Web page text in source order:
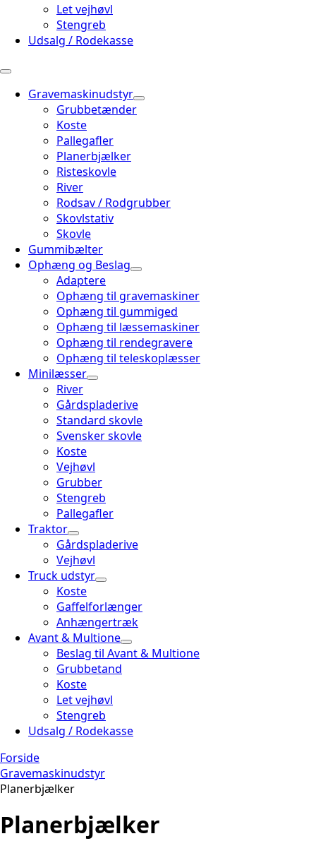
Let vejhøvl
Stengreb
Udsalg / Rodekasse
Gravemaskinudstyr
Grubbetænder
Koste
Pallegafler
Planerbjælker
Risteskovle
River
Rodsav / Rodgrubber
Skovlstativ
Skovle
Gummibælter
Ophæng og Beslag
Adaptere
Ophæng til gravemaskiner
Ophæng til gummiged
Ophæng til læssemaskiner
Ophæng til rendegravere
Ophæng til teleskoplæsser
Minilæsser
River
Gårdspladerive
Standard skovle
Svensker skovle
Koste
Vejhøvl
Grubber
Stengreb
Pallegafler
Traktor
Gårdspladerive
Vejhøvl
Truck udstyr
Koste
Gaffelforlænger
Anhængertræk
Avant & Multione
Beslag til Avant & Multione
Grubbetand
Koste
Let vejhøvl
Stengreb
Udsalg / Rodekasse
Forside
Gravemaskinudstyr
Planerbjælker
Planerbjælker